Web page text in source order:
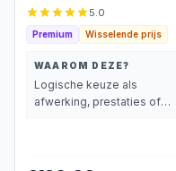
5.0
Premium Wisselende prijs
WAAROM DEZE?
Logische keuze als
afwerking, prestaties of